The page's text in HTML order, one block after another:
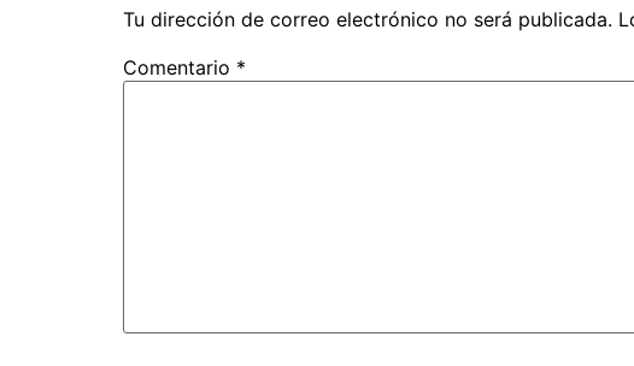
Tu dirección de correo electrónico no será publicada.
Comentario *